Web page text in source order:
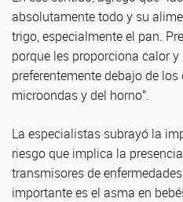
absolutamente todo y su
trigo, especialmente el pan.
porque les proporciona calor
preferentemente debajo de
microondas y del horno”.
La especialistas subrayó la
riesgo que implica la
transmisores de
importante es el asma en